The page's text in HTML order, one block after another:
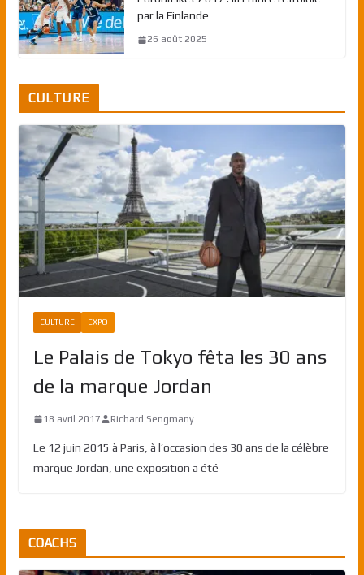
par la Finlande
26 août 2025
CULTURE
CULTURE EXPO
Le Palais de Tokyo fêta les 30 ans
de la marque Jordan
18 avril 2017 Richard Sengmany
Le 12 juin 2015 à Paris, à l’occasion des 30 ans de la célèbre
marque Jordan, une exposition a été
COACHS